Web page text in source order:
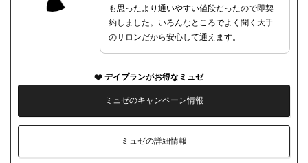
も思ったより通いやすい値段だったので即契
約しました。いろんなところでよく聞く大手
のサロンだから安心して通えます。
デイプランがお得なミュゼ
ミュゼのキャンペーン情報
ミュゼの詳細情報